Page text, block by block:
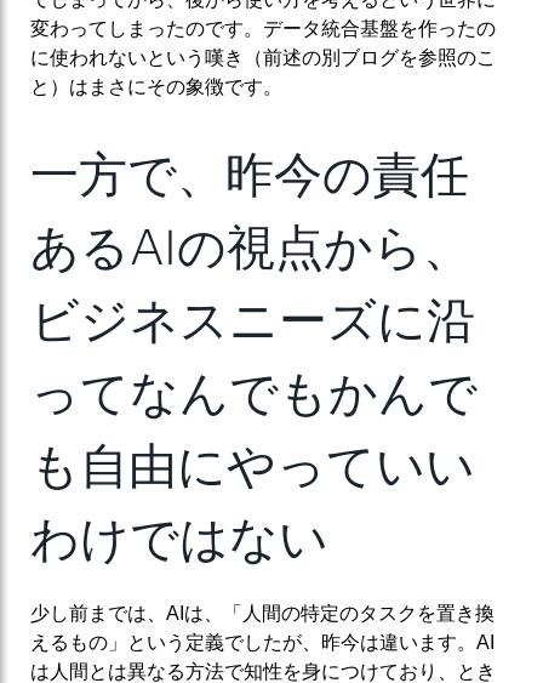
変わってしまったのです。データ統合基盤を作ったの
に使われないという嘆き（前述の別ブログを参照のこ
と）はまさにその象徴です。
一方で、昨今の責任
あるAIの視点から、
ビジネスニーズに沿
ってなんでもかんで
も自由にやっていい
わけではない
少し前までは、AIは、「人間の特定のタスクを置き換
えるもの」という定義でしたが、昨今は違います。AI
は人間とは異なる方法で知性を身につけており、とき